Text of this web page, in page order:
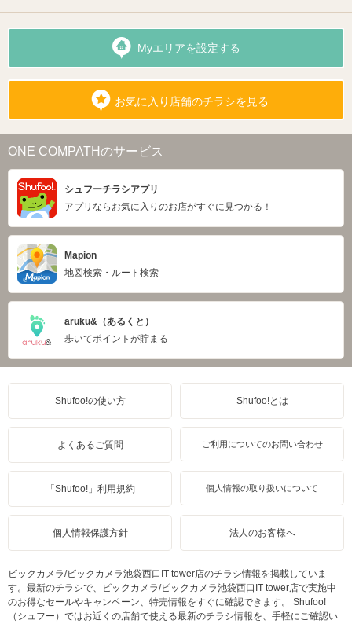
Myエリアを設定する
お気に入り店舗のチラシを見る
ONE COMPATHのサービス
シュフーチラシアプリ
アプリならお気に入りのお店がすぐに見つかる！
Mapion
地図検索・ルート検索
aruku&（あるくと）
歩いてポイントが貯まる
Shufoo!の使い方 Shufoo!とは
よくあるご質問 ご利用についてのお問い合わせ
「Shufoo!」利用規約 個人情報の取り扱いについて
個人情報保護方針 法人のお客様へ
ビックカメラ/ビックカメラ池袋西口IT tower店のチラシ情報を掲載していま
す。最新のチラシで、ビックカメラ/ビックカメラ池袋西口IT tower店で実施中
のお得なセールやキャンペーン、特売情報をすぐに確認できます。 Shufoo!
（シュフー）ではお近くの店舗で使える最新のチラシ情報を、手軽にご確認い